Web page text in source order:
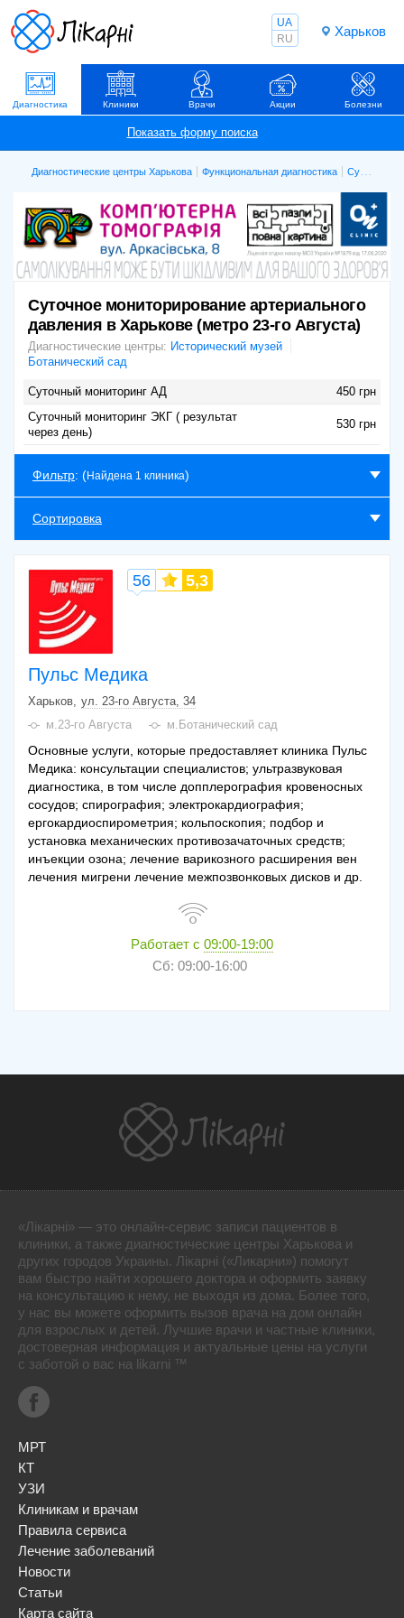
Харьков
UA
RU
Диагностика Клиники Врачи Акции Болезни
Диагностические центры Харькова Функциональная диагностика Суточное мониторирование артериального давления
Суточное мониторирование артериального
давления в Харькове (метро 23-го Августа)
Диагностические центры: Исторический музей
Ботанический сад
Суточный мониторинг АД
450 грн
Суточный мониторинг ЭКГ ( результат
через день)
530 грн
Фильтр: (Найдена 1 клиника)
Сортировка
Пульс Медика
56 5,3
Харьков ул. 23-го Августа, 34
м.23-го Августа
м.Ботанический сад
Основные услуги, которые предоставляет клиника Пульс
Медика: консультации специалистов; ультразвуковая
диагностика, в том числе допплерография кровеносных
сосудов; спирография; электрокардиография;
ергокардиоспирометрия; кольпоскопия; подбор и
установка механических противозачаточных средств;
инъекции озона; лечение варикозного расширения вен
лечения мигрени лечение межпозвонковых дисков и др.
Работает с 09:00-19:00
Сб: 09:00-16:00
«Лікарні» — это онлайн-сервис записи пациентов в
клиники, а также диагностические центры Харькова и
других городов Украины. Лікарні («Ликарни») помогут
вам быстро найти хорошего доктора и оформить заявку
на консультацию к нему, не выходя из дома. Более того,
у нас вы можете оформить вызов врача на дом онлайн
для взрослых и детей. Лучшие врачи и частные клиники,
достоверная информация и актуальные цены на услуги
с заботой о вас на likarni ™
МРТ
КТ
УЗИ
Клиникам и врачам
Правила сервиса
Лечение заболеваний
Новости
Статьи
Карта сайта